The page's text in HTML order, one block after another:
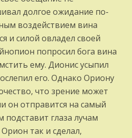
долгое ожидание по­
воздействием ви­на
и силой овладел своей
попро­сил бога вина
ему. Дионис усыпил
его. Однако Ориону
что зрение может
он отправится на самый
подставит глаза лучам
так и сделал,